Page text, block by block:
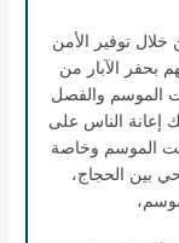
توفير الأمن
بحفر الآبار من
الموسم والفصل
إعانة الناس على
الموسم وخاصة
بين الحجاج،